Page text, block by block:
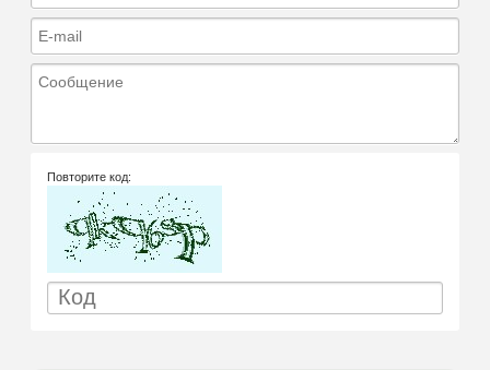
E-mail
Сообщение
Повторите код: